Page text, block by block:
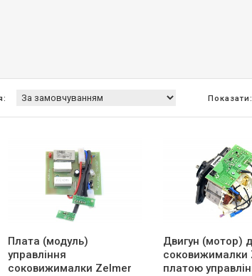
Показати:
Плата (модуль)
управління
соковижималки Zelmer
Двигун (мотор)
соковижималки
платою